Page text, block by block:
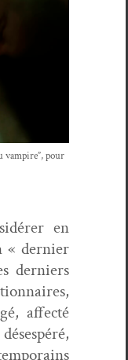
vam­pire”, pour
en
« dernier
derniers
affec­té